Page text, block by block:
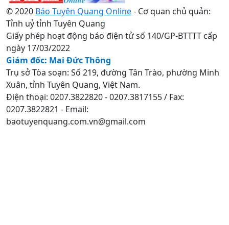
© 2020 Báo Tuyên Quang Online- Cơ quan chủ quản:
Tỉnh uỷ tỉnh Tuyên Quang
Giấy phép hoạt động báo điện tử số 140/GP-BTTTT cấp
ngày 17/03/2022
Giám đốc: Mai Đức Thông
Trụ sở Tòa soạn: Số 219, đường Tân Trào, phường Minh
Xuân, tỉnh Tuyên Quang, Việt Nam.
Điện thoại: 0207.3822820 - 0207.3817155 / Fax:
0207.3822821 - Email:
baotuyenquang.com.vn@gmail.com